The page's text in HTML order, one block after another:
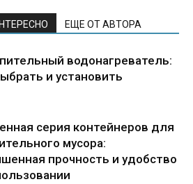
ЕЩЕ ОТ АВТОРА
водонагреватель:
и установить
серия контейнеров для
мусора:
прочность и удобство